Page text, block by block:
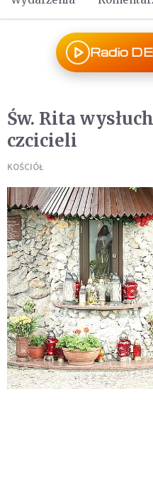
Radio
Św. Rita
czcicieli
KOŚCIÓŁ